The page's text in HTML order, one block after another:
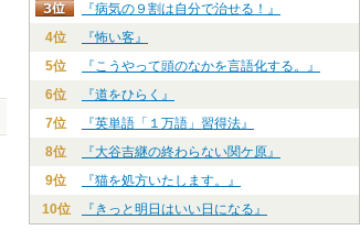
『病気の９割は自分で治せる！』
4位
『怖い客』
5位
『こうやって頭のなかを言語化する。』
6位
『道をひらく』
7位
『英単語「１万語」習得法』
8位
『大谷吉継の終わらない関ケ原』
9位
『猫を処方いたします。』
10位
『きっと明日はいい日になる』